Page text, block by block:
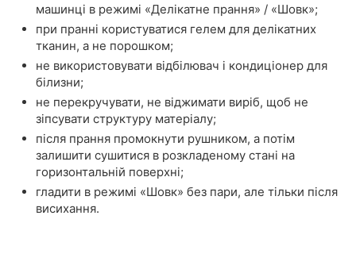
машинці в режимі «Делікатне прання» / «Шовк»;
при пранні користуватися гелем для делікатних
тканин, а не порошком;
не використовувати відбілювач і кондиціонер для
білизни;
не перекручувати, не віджимати виріб, щоб не
зіпсувати структуру матеріалу;
після прання промокнути рушником, а потім
залишити сушитися в розкладеному стані на
горизонтальній поверхні;
гладити в режимі «Шовк» без пари, але тільки після
висихання.